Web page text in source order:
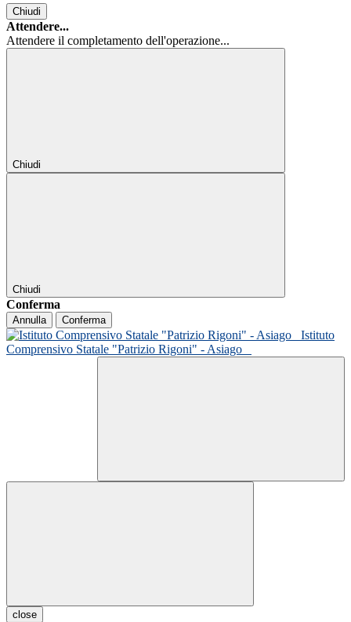
Chiudi
Attendere...
Attendere il completamento dell'operazione...
Chiudi
Chiudi
Conferma
Annulla Conferma
Istituto
Comprensivo Statale "Patrizio Rigoni" - Asiago
close